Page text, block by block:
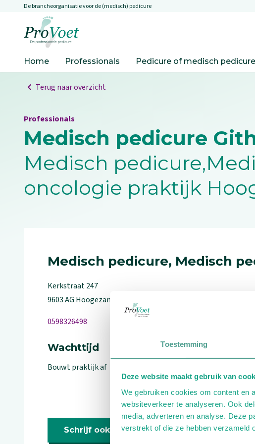
Toestemming
Deze website maakt gebruik van
We gebruiken cookies om content en
websiteverkeer te analyseren. Ook
media, adverteren en analyse. Deze
verstrekt of die ze hebben verzameld
Overslaan en naar de inhoud gaan
De brancheorganisatie voor de (medisch) pedicure
Home Professionals Pedicure of medisch
Terug naar overzicht
Professionals
Medisch pedicure
Medisch
oncologie praktijk
Medisch pedicure, Medisch
Kerkstraat247
9603 AG Hoogezand
0598326498
Wachttijd
Bouwt praktijk af
Schrijf ook een review